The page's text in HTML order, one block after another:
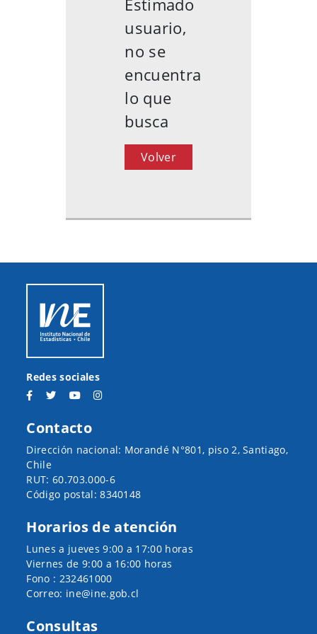
usuario,
no se
encuentra
lo que
busca
Volver
Redes sociales
Contacto
Dirección nacional: Morandé N°801, piso 2, Santiago,
Chile
RUT: 60.703.000-6
Código postal: 8340148
Horarios de atención
Lunes a jueves 9:00 a 17:00 horas
Viernes de 9:00 a 16:00 horas
Fono : 232461000
Correo: ine@ine.gob.cl
Consultas